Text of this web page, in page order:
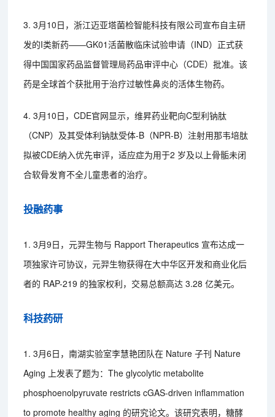
3. 3月10日，浙江迈亚塔菌检智能科技有限公司宣布自主研
发的I类新药——GK01活菌散临床试验申请（IND）正式获
得中国国家药品监督管理局药品审评中心（CDE）批准。该
药是全球首个获批用于治疗过敏性鼻炎的活体生物药。
4. 3月10日，CDE官网显示，维昇药业靶向C型利钠肽
（CNP）及其受体利钠肽受体-B（NPR-B）注射用那韦培肽
拟被CDE纳入优先审评，适应症为用于2 岁及以上骨骺未闭
合软骨发育不全儿童患者的治疗。
投融药事
1. 3月9日，元羿生物与 Rapport Therapeutics 宣布达成一
项独家许可协议，元羿生物获得在大中华区开发和商业化后
者的 RAP-219 的独家权利，交易总额高达 3.28 亿美元。
科技药研
1. 3月6日，南湖实验室李慧艳团队在 Nature 子刊 Nature
Aging 上发表了题为：The glycolytic metabolite
phosphoenolpyruvate restricts cGAS-driven inflammation
to promote healthy aging 的研究论文。该研究表明，糖酵